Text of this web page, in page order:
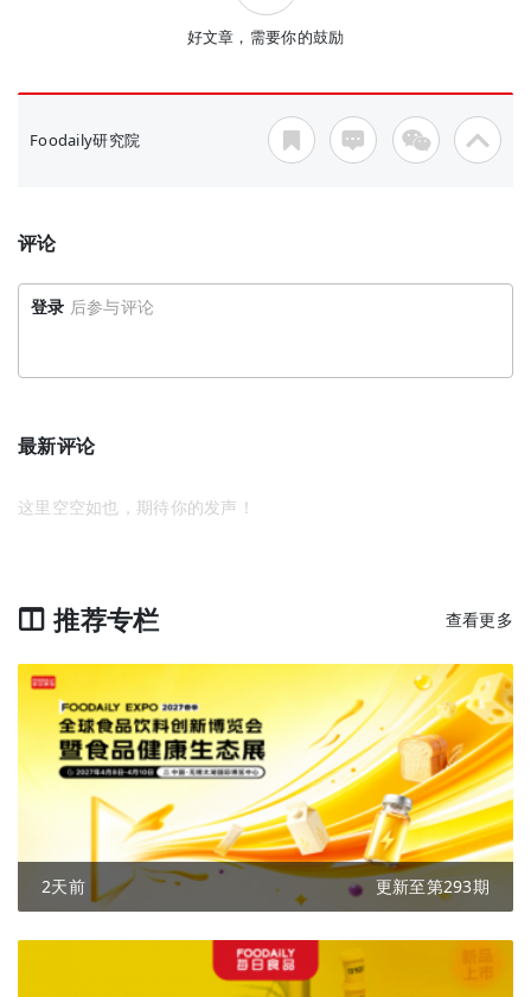
好文章，需要你的鼓励
Foodaily研究院
评论
登录 后参与评论
最新评论
这里空空如也，期待你的发声！
推荐专栏 查看更多
2天前 更新至第293期